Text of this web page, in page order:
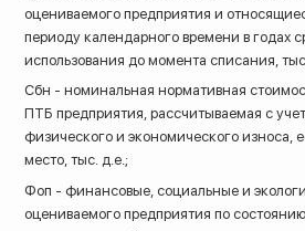
оцениваемого предприятия и
периоду календарного времени в годах
использования до момента списания,
Сбн - номинальная нормативная
ПТБ предприятия, рассчитываемая с
физического и экономического износа,
место, тыс. д.е.;
Фоп - финансовые, социальные и
оцениваемого предприятия по